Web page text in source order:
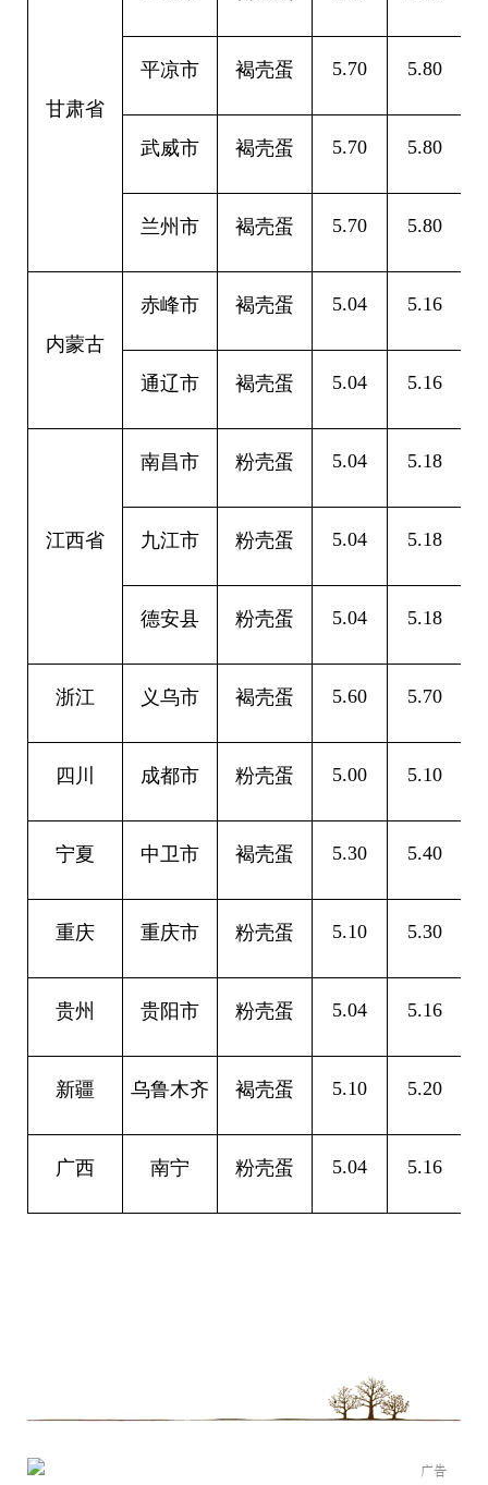
甘肃省
平凉市 褐壳蛋 5.70 5.80
武威市 褐壳蛋 5.70 5.80
兰州市 褐壳蛋 5.70 5.80
内蒙古
赤峰市 褐壳蛋 5.04 5.16
通辽市 褐壳蛋 5.04 5.16
江西省
南昌市 粉壳蛋 5.04 5.18
九江市 粉壳蛋 5.04 5.18
德安县 粉壳蛋 5.04 5.18
浙江 义乌市 褐壳蛋 5.60 5.70
四川 成都市 粉壳蛋 5.00 5.10
宁夏 中卫市 褐壳蛋 5.30 5.40
重庆 重庆市 粉壳蛋 5.10 5.30
贵州 贵阳市 粉壳蛋 5.04 5.16
新疆 乌鲁木齐 褐壳蛋 5.10 5.20
广西 南宁 粉壳蛋 5.04 5.16
广告